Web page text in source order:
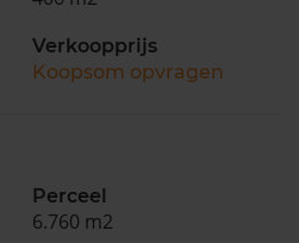
Verkoopprijs
Koopsom opvragen
Perceel
6.760 m2